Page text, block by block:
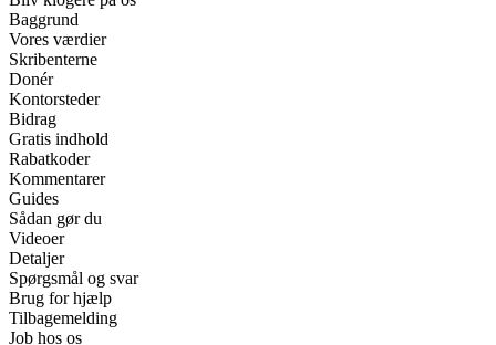
Baggrund
Vores værdier
Skribenterne
Donér
Kontorsteder
Bidrag
Gratis indhold
Rabatkoder
Kommentarer
Guides
Sådan gør du
Videoer
Detaljer
Spørgsmål og svar
Brug for hjælp
Tilbagemelding
Job hos os